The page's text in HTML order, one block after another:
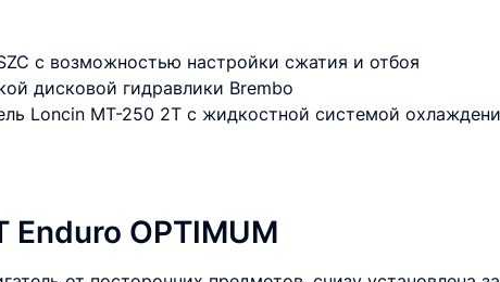
с возможностью настройки сжатия и отбоя
дисковой гидравлики Brembo
Loncin MT-250 2T с жидкостной системой
OPTIMUM